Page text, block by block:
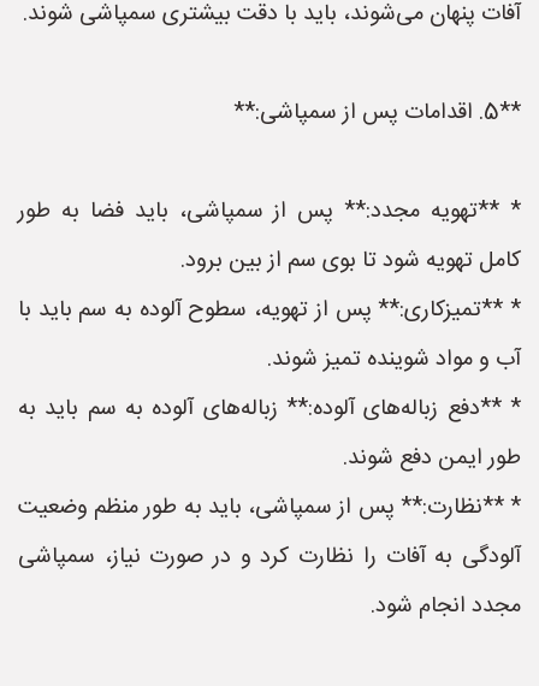
آفات پنهان می‌شوند، باید با دقت بیشتری سمپاشی شوند.
**5. اقدامات پس از سمپاشی:**
* **تهویه مجدد:** پس از سمپاشی، باید فضا به طور
کامل تهویه شود تا بوی سم از بین برود.
* **تمیزکاری:** پس از تهویه، سطوح آلوده به سم باید با
آب و مواد شوینده تمیز شوند.
* **دفع زباله‌های آلوده:** زباله‌های آلوده به سم باید به
طور ایمن دفع شوند.
* **نظارت:** پس از سمپاشی، باید به طور منظم وضعیت
آلودگی به آفات را نظارت کرد و در صورت نیاز، سمپاشی
مجدد انجام شود.